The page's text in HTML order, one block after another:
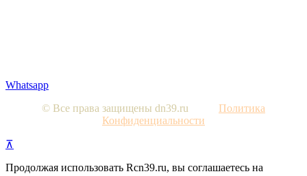
Whatsapp
© Все права защищены dn39.ru Политика
Конфиденциальности
⊼
Продолжая использовать Rcn39.ru, вы соглашаетесь на